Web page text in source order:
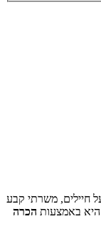
חיילים, משרתי קבע
היא באמצעות הכרה